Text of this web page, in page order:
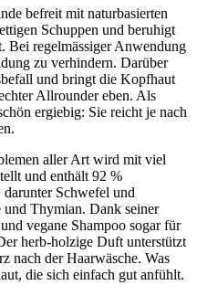
befreit mit naturbasierten
Schuppen und beruhigt
Bei regelmässiger Anwendung
zu verhindern. Darüber
und bringt die Kopfhaut
Allrounder eben. Als
ergiebig: Sie reicht je nach
aller Art wird mit viel
und enthält 92 %
Schwefel und
Thymian. Dank seiner
vegane Shampoo sogar für
herb-holzige Duft unterstützt
nach der Haarwäsche. Was
die sich einfach gut anfühlt.